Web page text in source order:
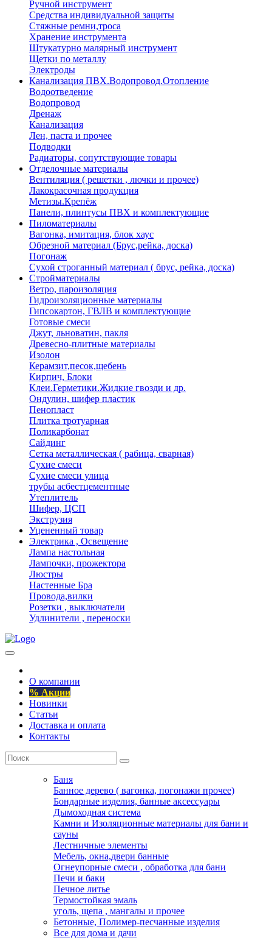
Ручной инструмент
Средства индивидуальной защиты
Стяжные ремни,троса
Хранение инструмента
Штукатурно малярный инструмент
Щетки по металлу
Электроды
Канализация ПВХ.Водопровод.Отопление
Водоотведение
Водопровод
Дренаж
Канализация
Лен, паста и прочее
Подводки
Радиаторы, сопутствующие товары
Отделочные материалы
Вентиляция ( решетки , лючки и прочее)
Лакокрасочная продукция
Метизы.Крепёж
Панели, плинтусы ПВХ и комплектующие
Пиломатериалы
Вагонка, имитация, блок хаус
Обрезной материал (Брус,рейка, доска)
Погонаж
Сухой строганный материал ( брус, рейка, доска)
Стройматериалы
Ветро, пароизоляция
Гидроизоляционные материалы
Гипсокартон, ГВЛВ и комплектующие
Готовые смеси
Джут, льноватин, пакля
Древесно-плитные материалы
Изолон
Керамзит,песок,щебень
Кирпич, Блоки
Клеи.Герметики.Жидкие гвозди и др.
Ондулин, шифер пластик
Пенопласт
Плитка тротуарная
Поликарбонат
Сайдинг
Сетка металлическая ( рабица, сварная)
Сухие смеси
Сухие смеси улица
трубы асбестцементные
Утеплитель
Шифер, ЦСП
Экструзия
Уцененный товар
Электрика , Освещение
Лампа настольная
Лампочки, прожектора
Люстры
Настенные Бра
Провода,вилки
Розетки , выключатели
Удлинители , переноски
О компании
% Акции
Новинки
Статьи
Доставка и оплата
Контакты
Баня
Банное дерево ( вагонка, погонажи прочее)
Бондарные изделия, банные аксессуары
Дымоходная система
Камни и Изоляционные материалы для бани и
сауны
Лестничные элементы
Мебель, окна,двери банные
Огнеупорные смеси , обработка для бани
Печи и баки
Печное литье
Термостойкая эмаль
уголь, щепа , мангалы и прочее
Бетонные, Полимер-песчанные изделия
Все для дома и дачи